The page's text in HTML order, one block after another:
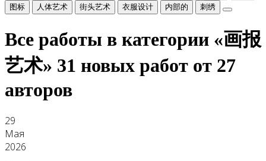
图标
人体艺术 街头艺术 衣服设计 内部的 刺绣
Все работы в категории «画报
艺术» 31 новых работ от 27
авторов
29
Мая
2026